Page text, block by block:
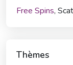
Free Spins,
Thèmes